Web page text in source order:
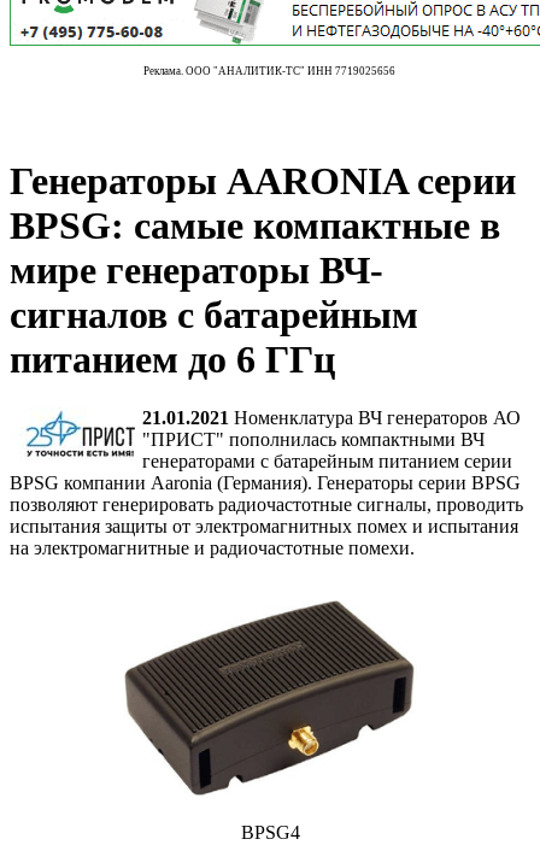
Реклама. ООО "АНАЛИТИК-ТС" ИНН 7719025656
Генераторы AARONIA серии
BPSG: самые компактные в
мире генераторы ВЧ-
сигналов с батарейным
питанием до 6 ГГц
21.01.2021 Номенклатура ВЧ генераторов АО
"ПРИСТ" пополнилась компактными ВЧ
генераторами с батарейным питанием серии
BPSG компании Aaronia (Германия). Генераторы серии BPSG
позволяют генерировать радиочастотные сигналы, проводить
испытания защиты от электромагнитных помех и испытания
на электромагнитные и радиочастотные помехи.
BPSG4